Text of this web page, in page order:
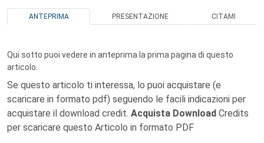
ANTEPRIMA PRESENTAZIONE CITAMI
Qui sotto puoi vedere in anteprima la prima pagina di questo
articolo.
Se questo articolo ti interessa, lo puoi acquistare (e
scaricare in formato pdf) seguendo le facili indicazioni per
acquistare il download credit. Acquista Download Credits
per scaricare questo Articolo in formato PDF